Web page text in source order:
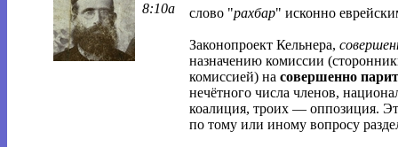
8:10a
слово "рахбар" исконно
Законопроект Кельнера,
назначению комиссии
комиссией) на совершенно
нечётного числа членов,
коалиция, троих — оппозиция.
по тому или иному вопросу